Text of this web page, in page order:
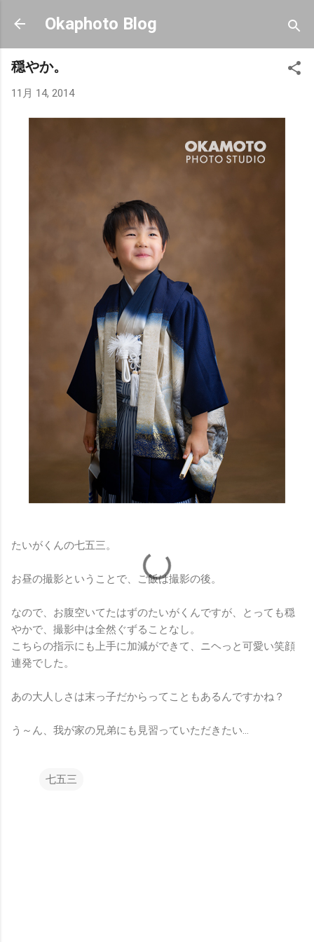
スキップしてメイン コンテンツに移動
Okaphoto Blog
穏やか。
11月 14, 2014
たいがくんの七五三。
お昼の撮影ということで、ご飯は撮影の後。
なので、お腹空いてたはずのたいがくんですが、とっても穏
やかで、撮影中は全然ぐずることなし。
こちらの指示にも上手に加減ができて、ニヘっと可愛い笑顔
連発でした。
あの大人しさは末っ子だからってこともあるんですかね？
う～ん、我が家の兄弟にも見習っていただきたい…
七五三